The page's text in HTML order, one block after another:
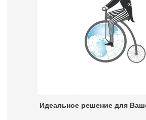
Идеальное решение для